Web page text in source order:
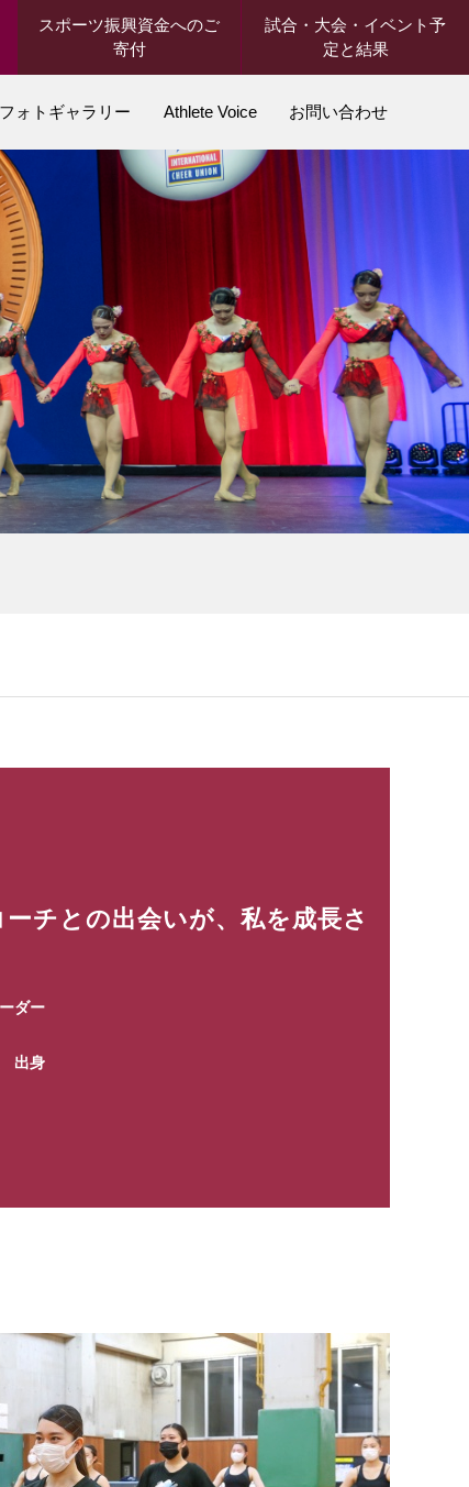
スポーツ振興資金へのご
寄付
試合・大会・イベント予
定と結果
フォトギャラリー Athlete Voice お問い合わせ
チとの出会いが、私を成長さ
ダー
出身